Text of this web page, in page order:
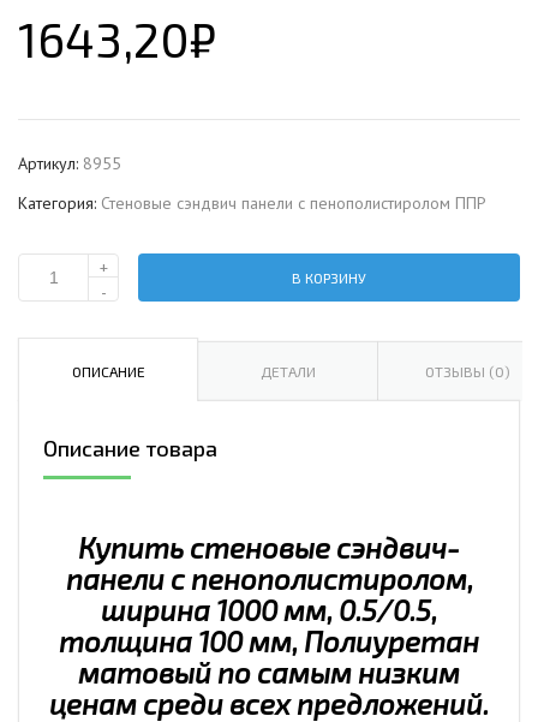
1643,20₽
Артикул: 8955
Категория: Стеновые сэндвич панели с пенополистиролом ППР
Количество
сэндвич-
ширина
1000
Полиуретан
матовый
+
-
В КОРЗИНУ
ОПИСАНИЕ ДЕТАЛИ ОТЗЫВЫ (0)
Описание товара
Купить стеновые сэндвич-
панели с пенополистиролом,
ширина 1000 мм, 0.5/0.5,
толщина 100 мм, Полиуретан
матовый по самым низким
ценам среди всех предложений.